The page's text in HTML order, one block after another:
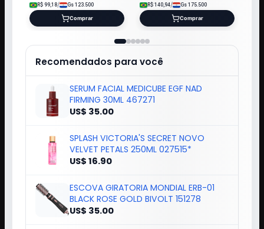
R$ 99,18/ Gs 123.500
Comprar
R$ 140,94/ Gs 175.500
Comprar
Recomendados para você
SERUM FACIAL MEDICUBE EGF NAD
FIRMING 30ML 467271
US$ 35.00
SPLASH VICTORIA'S SECRET NOVO
VELVET PETALS 250ML 027515*
US$ 16.90
ESCOVA GIRATORIA MONDIAL ERB-01
BLACK ROSE GOLD BIVOLT 151278
US$ 35.00